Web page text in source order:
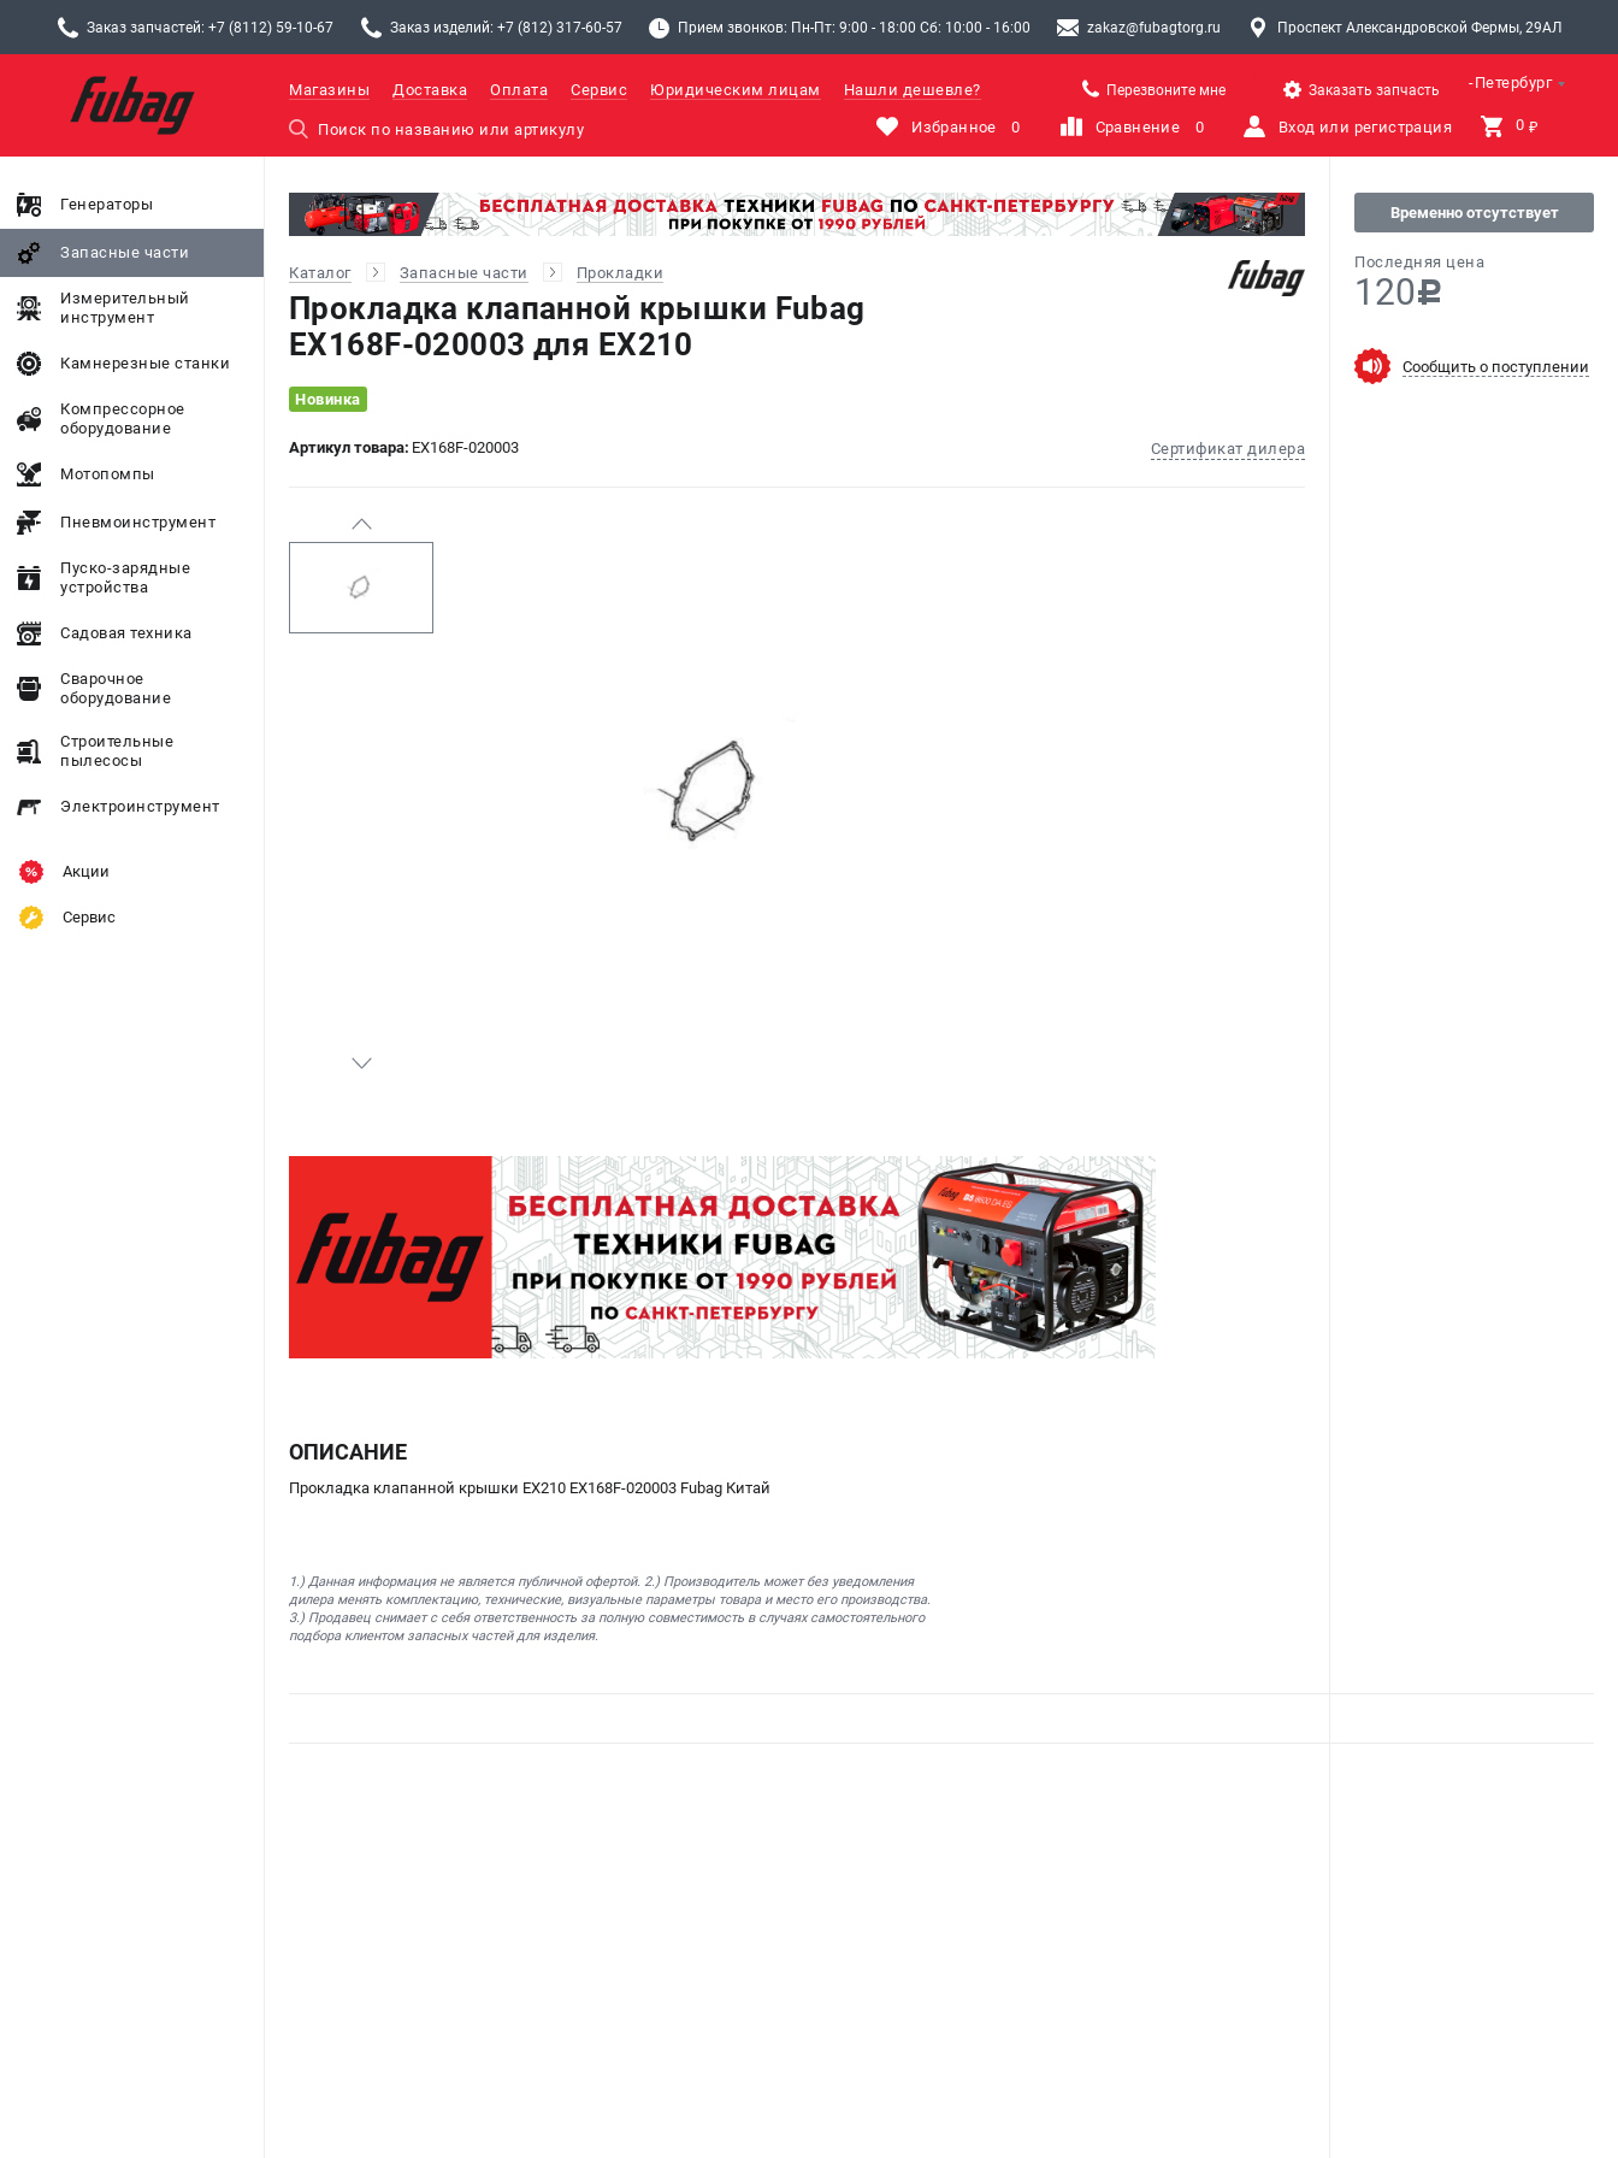
Заказ запчастей: +7 (8112) 59-10-67 Заказ изделий: +7 (812) 317-60-57 Прием звонков: Пн-Пт: 9:00 - 18:00 Сб: 10:00 - 16:00 zakaz@fubagtorg.ru Проспект Александровской Фермы, 29АЛ
Санкт-Петербург
Магазины Доставка Оплата Сервис Юридическим лицам Нашли дешевле? Перезвоните мне Заказать запчасть
Избранное 0 Сравнение 0 Вход или регистрация 0 ₽
Генераторы
Запасные части
Измерительный
инструмент
Камнерезные станки
Компрессорное
оборудование
Мотопомпы
Пневмоинструмент
Пуско-зарядные
устройства
Садовая техника
Сварочное
оборудование
Строительные
пылесосы
Электроинструмент
Акции
Сервис
Каталог Запасные части Прокладки
Прокладка клапанной крышки Fubag
EX168F-020003 для EX210
Новинка
Артикул товара: EX168F-020003 Сертификат дилера
Временно отсутствует
Последняя цена
120c
Сообщить о поступлении
ОПИСАНИЕ
Прокладка клапанной крышки EX210 EX168F-020003 Fubag Китай
1.) Данная информация не является публичной офертой. 2.) Производитель может без уведомления
дилера менять комплектацию, технические, визуальные параметры товара и место его производства.
3.) Продавец снимает с себя ответственность за полную совместимость в случаях самостоятельного
подбора клиентом запасных частей для изделия.